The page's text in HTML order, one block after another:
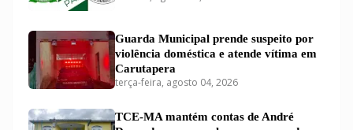
Guarda Municipal prende suspeito por
violência doméstica e atende vítima em
Carutapera
terça-feira, agosto 04, 2026
TCE-MA mantém contas de André